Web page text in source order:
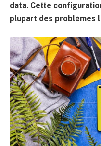
data. Cette
plupart des problèmes